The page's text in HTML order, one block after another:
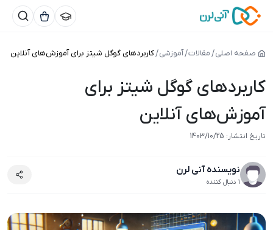
صفحه اصلی مقالات آموزشی کاربردهای گوگل شیتز برای آموزش‌های آنلاین
کاربردهای گوگل شیتز برای
آموزش‌های آنلاین
تاریخ انتشار: 1403/10/25
نویسنده آنی لرن
1 دنبال کننده